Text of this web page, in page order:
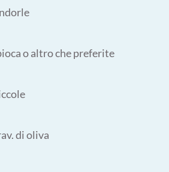
o altro che preferite
di oliva